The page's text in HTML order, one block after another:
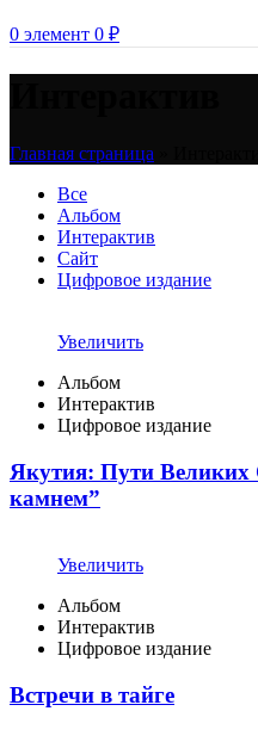
0 элемент 0 ₽
Главная страница
Все
Альбом
Интерактив
Сайт
Цифровое издание
Увеличить
Альбом
Интерактив
Цифровое издание
Якутия: Пути
камнем”
Увеличить
Альбом
Интерактив
Цифровое издание
Встречи в тайге